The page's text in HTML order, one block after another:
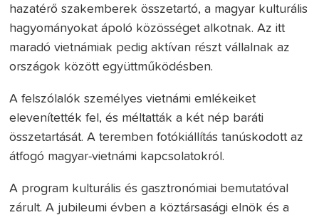
hazatérő szakemberek összetartó, a magyar kulturális
hagyományokat ápoló közösséget alkotnak. Az itt
maradó vietnámiak pedig aktívan részt vállalnak az
országok között együttműködésben.
A felszólalók személyes vietnámi emlékeiket
elevenítették fel, és méltatták a két nép baráti
összetartását. A teremben fotókiállítás tanúskodott az
átfogó magyar-vietnámi kapcsolatokról.
A program kulturális és gasztronómiai bemutatóval
zárult. A jubileumi évben a köztársasági elnök és a